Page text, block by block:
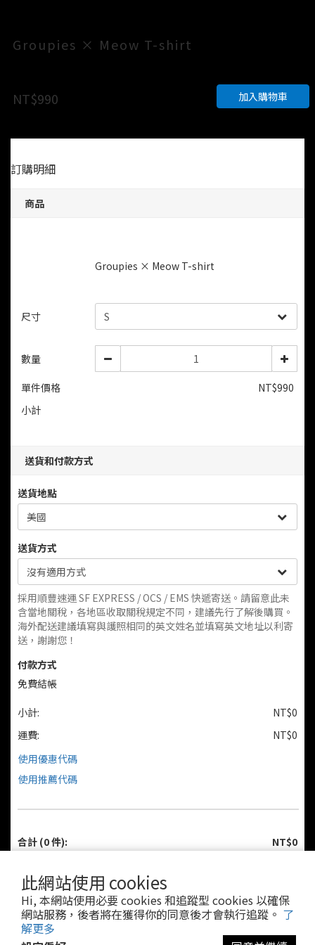
此網站使用 cookies
Hi, 本網站使用必要 cookies 和追蹤型 cookies 以確保
網站服務，後者將在獲得你的同意後才會執行追蹤。 了
解更多
Groupies × Meow T-shirt
NT$990 加入購物車
訂購明細
商品
Groupies × Meow T-shirt
尺寸
數量
單件價格
NT$990
小計
送貨和付款方式
送貨地點
送貨方式
採用順豐速運 SF EXPRESS / OCS / EMS 快遞寄送。請留意此未
含當地關稅，各地區收取關稅規定不同，建議先行了解後購買。
海外配送建議填寫與護照相同的英文姓名並填寫英文地址以利寄
送，謝謝您！
付款方式
免費結帳
小計:
NT$0
運費:
NT$0
使用優惠代碼
使用推薦代碼
合計 (0 件): NT$0
立即購買